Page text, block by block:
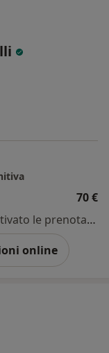
70 €
Questo dottore non ha ancora attivato le prenotazioni online presso questo indirizzo.
online